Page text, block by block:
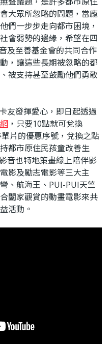
大眾所忽略的問題，當龐
們一步步走向都市困境，
會弱勢的邊緣，希望在四
及至善基金會的共同合作
，讓這些長期被忽略的都
被支持甚至鼓勵他們勇敢
友發揮愛心，即日起透過
，只要10點就可兌換
片的優惠序號，兌換之點
都市原住民孩童改善生
音也特地策畫線上陪伴影
影及勵志電影等三大主
、航海王、PUI-PUI天竺
闔家觀賞的動畫電影來共
活動。